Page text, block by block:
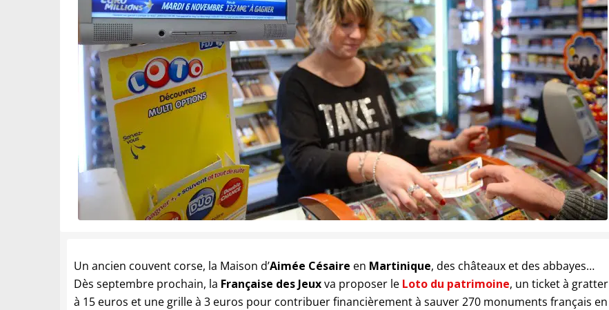
Un ancien couvent corse, la Maison d’Aimée Césaire en Martinique, des châteaux et des abbayes…
Dès septembre prochain, la Française des Jeuxva proposer le Loto du patrimoine, un ticket à gratter
à 15 euros et une grille à 3 euros pour contribuer financièrement à sauver 270 monuments français en